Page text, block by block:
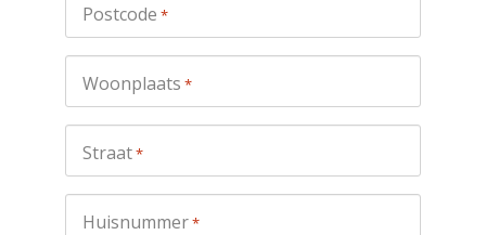
Postcode *
Woonplaats *
Straat*
Huisnummer*